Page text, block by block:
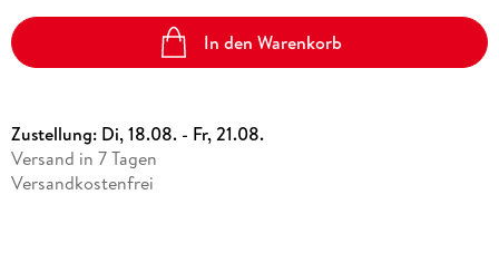
In den Warenkorb
Zustellung: Di, 18.08. - Fr, 21.08.
Versand in 7 Tagen
Versandkostenfrei